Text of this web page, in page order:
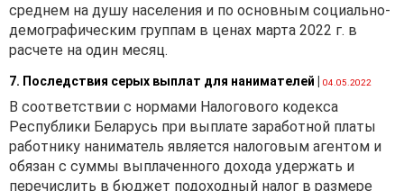
среднем на душу населения и по основным социально-
демографическим группам в ценах марта 2022 г. в
расчете на один месяц.
7. Последствия серых выплат для нанимателей 04.05.2022
В соответствии с нормами Налогового кодекса
Республики Беларусь при выплате заработной платы
работнику наниматель является налоговым агентом и
обязан с суммы выплаченного дохода удержать и
перечислить в бюджет подоходный налог в размере